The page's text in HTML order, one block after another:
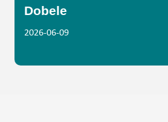
Dobele
2026-06-09